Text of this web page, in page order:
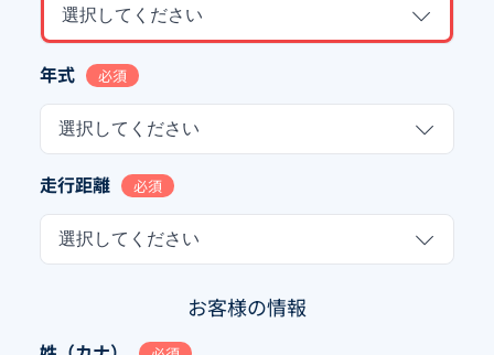
選択してください
年式 必須
選択してください
走行距離 必須
選択してください
お客様の情報